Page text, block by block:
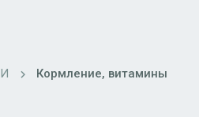
Кормление, витамины